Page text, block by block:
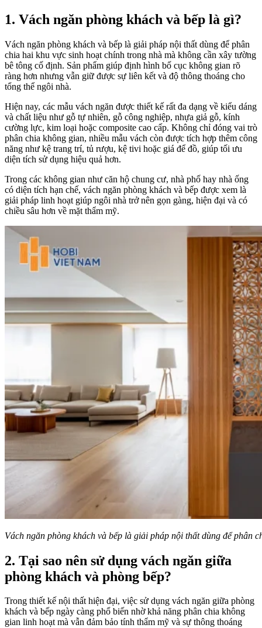
1. Vách ngăn phòng khách và bếp là gì?
Vách ngăn phòng khách và bếp là giải pháp nội thất dùng để phân
chia hai khu vực sinh hoạt chính trong nhà mà không cần xây tường
bê tông cố định. Sản phẩm giúp định hình bố cục không gian rõ
ràng hơn nhưng vẫn giữ được sự liên kết và độ thông thoáng cho
tổng thể ngôi nhà.
Hiện nay, các mẫu vách ngăn được thiết kế rất đa dạng về kiểu dáng
và chất liệu như gỗ tự nhiên, gỗ công nghiệp, nhựa giả gỗ, kính
cường lực, kim loại hoặc composite cao cấp. Không chỉ đóng vai trò
phân chia không gian, nhiều mẫu vách còn được tích hợp thêm công
năng như kệ trang trí, tủ rượu, kệ tivi hoặc giá để đồ, giúp tối ưu
diện tích sử dụng hiệu quả hơn.
Trong các không gian như căn hộ chung cư, nhà phố hay nhà ống
có diện tích hạn chế, vách ngăn phòng khách và bếp được xem là
giải pháp linh hoạt giúp ngôi nhà trở nên gọn gàng, hiện đại và có
chiều sâu hơn về mặt thẩm mỹ.
Vách ngăn phòng khách và bếp là giải pháp nội thất dùng để phân
2. Tại sao nên sử dụng vách ngăn giữa
phòng khách và phòng bếp?
Trong thiết kế nội thất hiện đại, việc sử dụng vách ngăn giữa phòng
khách và bếp ngày càng phổ biến nhờ khả năng phân chia không
gian linh hoạt mà vẫn đảm bảo tính thẩm mỹ và sự thông thoáng